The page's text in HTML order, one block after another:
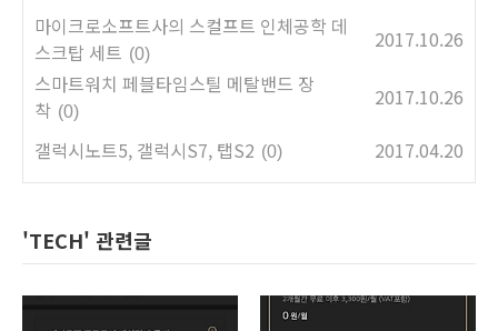
마이크로소프트사의 스컬프트 인체공학 데
스크탑 세트 (0)
2017.10.26
스마트워치 페블타임스틸 메탈밴드 장
착 (0)
2017.10.26
갤럭시노트5, 갤럭시S7, 탭S2 (0) 2017.04.20
'TECH' 관련글